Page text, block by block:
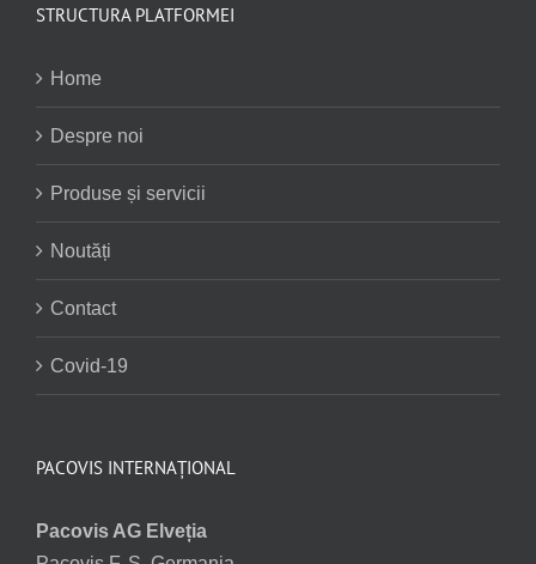
STRUCTURA PLATFORMEI
Home
Despre noi
Produse și servicii
Noutăți
Contact
Covid-19
PACOVIS INTERNAȚIONAL
Pacovis AG Elveția